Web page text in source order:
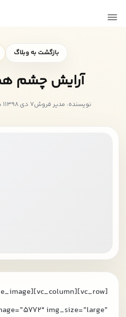
بازگشت به وبلاگ
آرایش چشم
نویسنده: مدیر فروش7 دی 1398 1 دقیقه مطالعه
img_size=”large”